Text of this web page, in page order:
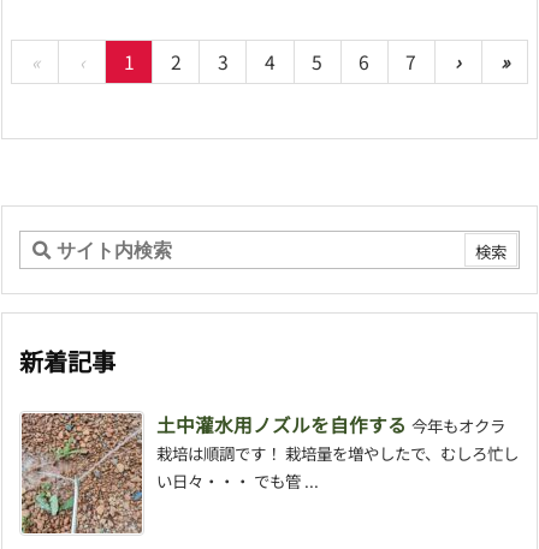
« ‹ 1 2 3 4 5 6 7 › »
新着記事
土中灌水用ノズルを自作する 今年もオクラ
栽培は順調です！ 栽培量を増やしたで、むしろ忙し
い日々・・・ でも管 ...